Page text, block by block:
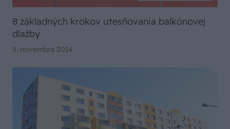
8 základných krokov utesňovania balkónovej
dlažby
5. novembra 2014